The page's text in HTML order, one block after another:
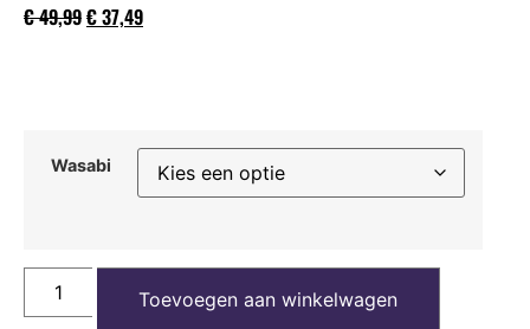
€49,99€37,49
Wasabi
Toevoegen aan winkelwagen